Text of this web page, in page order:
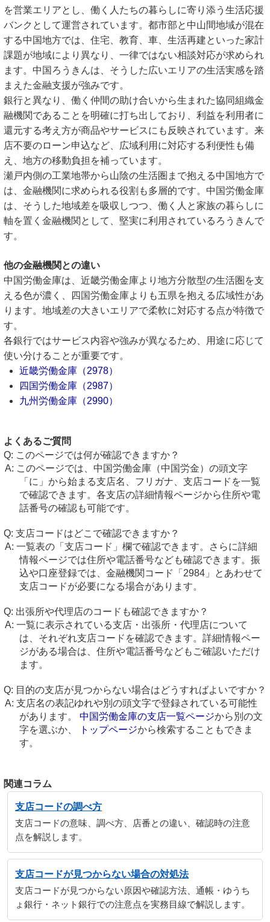
を営業エリアとし、働く人たちの暮らしに寄り添う生活応援
バンクとして運営されています。都市部と中山間地域が混在
する中国地方では、住宅、教育、車、生活再建といった家計
課題が地域により異なり、一律ではない相談対応が求められ
ます。中国ろうきんは、そうした広いエリアの生活実感を踏
まえた金融支援が強みです。
銀行と異なり、働く仲間の助け合いから生まれた協同組織金
融機関であることを明確に打ち出しており、利益を利用者に
還元する考え方が商品やサービスにも反映されています。来
店不要のローン申込など、広域利用に対応する利便性も備
え、地方の移動負担を補っています。
瀬戸内側の工業地帯から山陰の生活圏まで抱える中国地方で
は、金融機関に求められる役割も多層的です。中国労働金庫
は、そうした地域差を吸収しつつ、働く人と家族の暮らしに
軸を置く金融機関として、堅実に利用されているろうきんで
す。
他の金融機関との違い
中国労働金庫は、近畿労働金庫より地方分散型の生活圏を支
える色が濃く、四国労働金庫よりも五県を抱える広域性があ
ります。地域差の大きいエリアで柔軟に対応する点が特徴で
す。
各銀行ではサービス内容や強みが異なるため、用途に応じて
使い分けることが重要です。
近畿労働金庫（2978）
四国労働金庫（2987）
九州労働金庫（2990）
よくあるご質問
このページでは何が確認できますか？
このページでは、中国労働金庫（中国労金）の頭文字
「に」から始まる支店名、フリガナ、支店コードを一覧
で確認できます。各支店の詳細情報ページから住所や電
話番号の確認も可能です。
支店コードはどこで確認できますか？
一覧表の「支店コード」欄で確認できます。さらに詳細
情報ページでは住所や電話番号なども確認できます。振
込や口座登録では、金融機関コード「2984」とあわせて
支店コードが必要になる場合があります。
出張所や代理店のコードも確認できますか？
一覧に表示されている支店・出張所・代理店について
は、それぞれ支店コードを確認できます。詳細情報ペー
ジがある場合は、住所や電話番号などもご確認いただけ
ます。
目的の支店が見つからない場合はどうすればよいですか？
支店名の表記ゆれや別の頭文字で登録されている可能性
があります。 中国労働金庫の支店一覧ページから別の文
字を選ぶか、
トップページから検索することもできま
す。
関連コラム
支店コードの調べ方
支店コードの意味、調べ方、店番との違い、確認時の注意
点を解説します。
支店コードが見つからない場合の対処法
支店コードが見つからない原因や確認方法、通帳・ゆうち
ょ銀行・ネット銀行での注意点を実務目線で解説します。